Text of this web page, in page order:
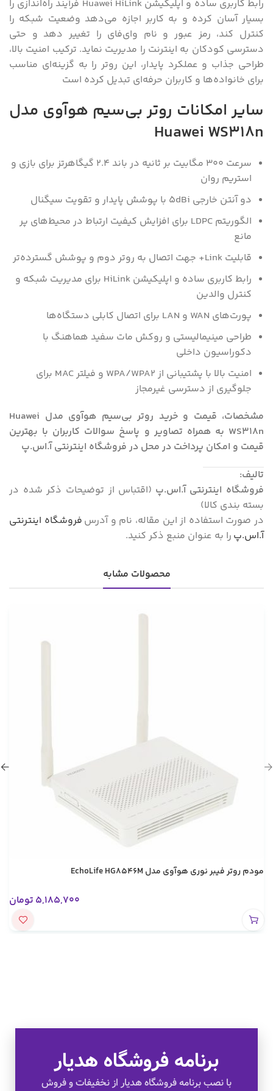
رابط کاربری ساده و اپلیکیشن Huawei HiLink فرآیند راه‌اندازی را
بسیار آسان کرده و به کاربر اجازه می‌دهد وضعیت شبکه را
کنترل کند، رمز عبور و نام وای‌فای را تغییر دهد و حتی
دسترسی کودکان به اینترنت را مدیریت نماید. ترکیب امنیت بالا،
طراحی جذاب و عملکرد پایدار، این روتر را به گزینه‌ای مناسب
برای خانواده‌ها و کاربران حرفه‌ای تبدیل کرده است
سایر امکانات روتر بی‌سیم هوآوی مدل
Huawei WS318n
سرعت 300 مگابیت بر ثانیه در باند 2.4 گیگاهرتز برای بازی و
استریم روان
دو آنتن خارجی 5dBi با پوشش پایدار و تقویت سیگنال
الگوریتم LDPC برای افزایش کیفیت ارتباط در محیط‌های پر
مانع
قابلیت Link+ جهت اتصال به روتر دوم و پوشش گسترده‌تر
رابط کاربری ساده و اپلیکیشن HiLink برای مدیریت شبکه و
کنترل والدین
پورت‌های WAN و LAN برای اتصال کابلی دستگاه‌ها
طراحی مینیمالیستی و روکش مات سفید هماهنگ با
دکوراسیون داخلی
امنیت بالا با پشتیبانی از WPA/WPA2 و فیلتر MAC برای
جلوگیری از دسترسی غیرمجاز
مشخصات، قیمت و خرید روتر بی‌سیم هوآوی مدل Huawei
WS318n به همراه تصاویر و پاسخ سوالات کاربران با بهترین
قیمت و امکان پرداخت در محل در فروشگاه اینترنتی آ.اس.پ
تالیف:
فروشگاه اینترنتی آ.اس.پ (اقتباس از توضیحات ذکر شده در
بسته بندی کالا)
در صورت استفاده از این مقاله، نام و آدرس فروشگاه اینترنتی
آ.اس.پ را به عنوان منبع ذکر کنید.
محصولات مشابه
مودم روتر فیبر نوری هوآوی مدل EchoLife HG8546M
5,185,700 تومان
برنامه فروشگاه هدیار
با نصب برنامه فروشگاه هدیار از نخفیفات و فروش
تخفیف های ویژه